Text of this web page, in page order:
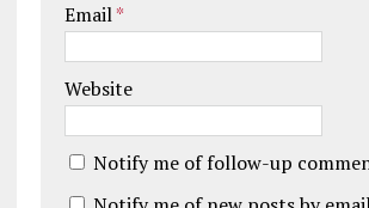
Email*
Website
Notify me of follow-up